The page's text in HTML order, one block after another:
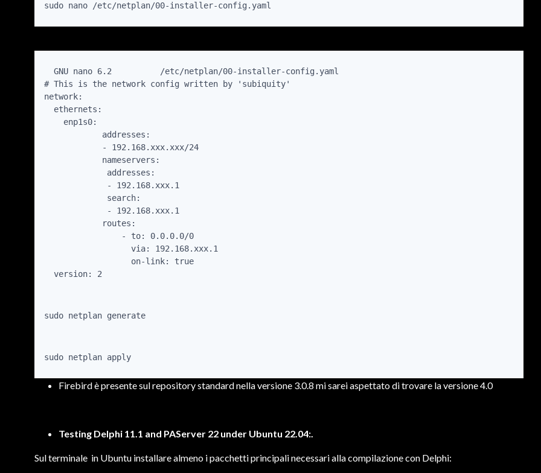
sudo nano /etc/netplan/00-installer-config.yaml
  GNU nano 6.2          /etc/netplan/00-installer-config.yaml
# This is the network config written by 'subiquity'
network:
  ethernets:
    enp1s0:
            addresses:
            - 192.168.xxx.xxx/24
            nameservers:
             addresses:
             - 192.168.xxx.1
             search:
             - 192.168.xxx.1
            routes:
                - to: 0.0.0.0/0
                  via: 192.168.xxx.1
                  on-link: true
sudo netplan generate
sudo netplan apply
Firebird è presente sul repository standard nella versione 3.0.8 mi sarei aspettato di trovare la versione 4.0
Testing Delphi 11.1 and PAServer 22 under Ubuntu 22.04:.
Sul terminale in Ubuntu installare almeno i pacchetti principali necessari alla compilazione con Delphi: